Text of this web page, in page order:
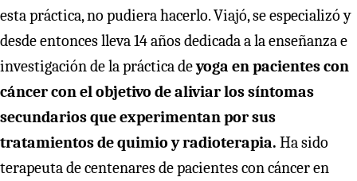
esta práctica, no pudiera hacerlo. Viajó, se especializó y
desde entonces lleva 14 años dedicada a la enseñanza e
investigación de la práctica deyoga en pacientes con
cáncer con el objetivo de aliviar los síntomas
secundarios que experimentan por sus
tratamientos de quimio y radioterapia. Ha sido
terapeuta de centenares de pacientes con cáncer en